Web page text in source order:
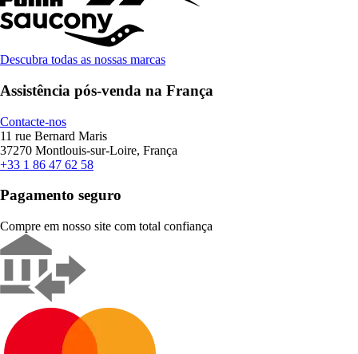
Descubra todas as nossas marcas
Assistência pós-venda na França
Contacte-nos
11 rue Bernard Maris
37270 Montlouis-sur-Loire, França
+33 1 86 47 62 58
Pagamento seguro
Compre em nosso site com total confiança